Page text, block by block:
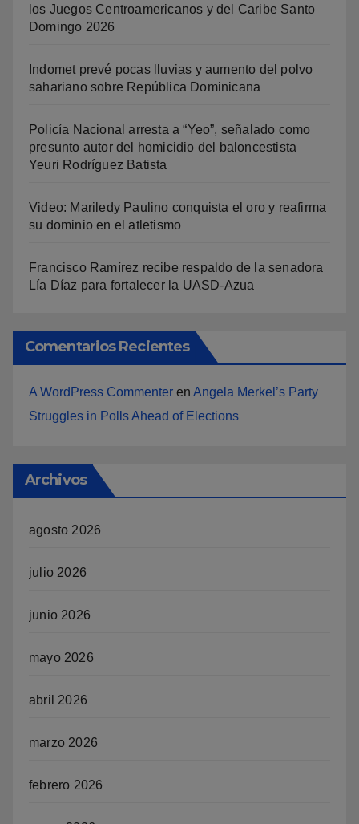
los Juegos Centroamericanos y del Caribe Santo
Domingo 2026
Indomet prevé pocas lluvias y aumento del polvo
sahariano sobre República Dominicana
Policía Nacional arresta a “Yeo”, señalado como
presunto autor del homicidio del baloncestista
Yeuri Rodríguez Batista
Video: Mariledy Paulino conquista el oro y reafirma
su dominio en el atletismo
Francisco Ramírez recibe respaldo de la senadora
Lía Díaz para fortalecer la UASD-Azua
Comentarios Recientes
A WordPress Commenter en Angela Merkel’s Party
Struggles in Polls Ahead of Elections
Archivos
agosto 2026
julio 2026
junio 2026
mayo 2026
abril 2026
marzo 2026
febrero 2026